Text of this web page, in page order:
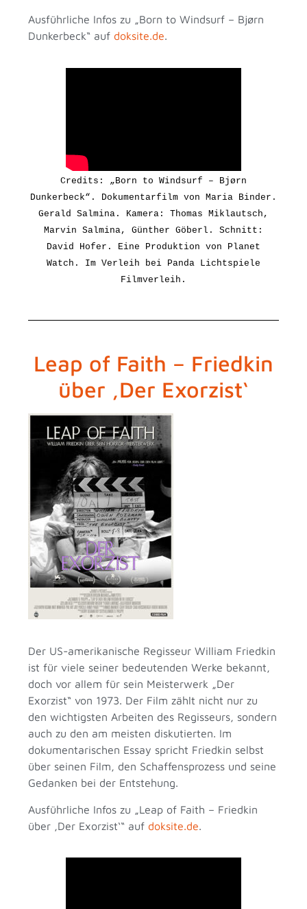
Ausführliche Infos zu „Born to Windsurf – Bjørn
Dunkerbeck“ auf doksite.de.
Credits: „Born to Windsurf – Bjørn
Dunkerbeck“. Dokumentarfilm von Maria Binder.
Gerald Salmina. Kamera: Thomas Miklautsch,
Marvin Salmina, Günther Göberl. Schnitt:
David Hofer. Eine Produktion von Planet
Watch . Im Verleih bei Panda Lichtspiele
Filmverleih.
Leap of Faith – Friedkin
über ,Der Exorzist‘
Der US-amerikanische Regisseur William Friedkin
ist für viele seiner bedeutenden Werke bekannt,
doch vor allem für sein Meisterwerk „Der
Exorzist“ von 1973. Der Film zählt nicht nur zu
den wichtigsten Arbeiten des Regisseurs, sondern
auch zu den am meisten diskutierten. Im
dokumentarischen Essay spricht Friedkin selbst
über seinen Film, den Schaffensprozess und seine
Gedanken bei der Entstehung.
Ausführliche Infos zu „Leap of Faith – Friedkin
über ,Der Exorzist‘“ auf doksite.de.